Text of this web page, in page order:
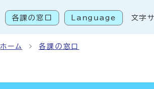
各課の窓口 Language 文字
ホーム 各課の窓口